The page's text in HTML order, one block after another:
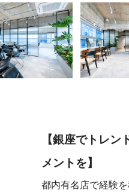
【銀座でトレン
メントを】
都内有名店で経験